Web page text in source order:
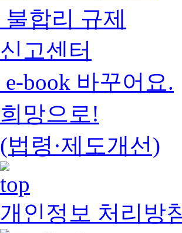
불합리 규제
신고센터
e-book 바꾸어요.
희망으로!
(법령·제도개선)
개인정보 처리방